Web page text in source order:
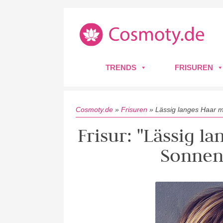
TRENDS FRISUREN
Cosmoty.de » Frisuren » Lässig langes Haar
Frisur: "Lässig